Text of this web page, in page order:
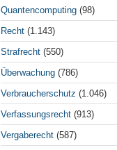
Quantencomputing (98)
Recht (1.143)
Strafrecht (550)
Überwachung (786)
Verbraucherschutz (1.046)
Verfassungsrecht (913)
Vergaberecht (587)